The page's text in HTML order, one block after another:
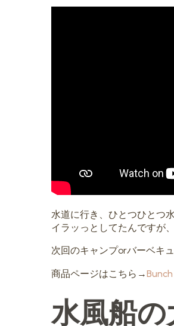
水道に行き、ひとつひとつ
イラッっとしてたんですが
次回のキャンプorバーベキ
商品ページはこちら→
水風船